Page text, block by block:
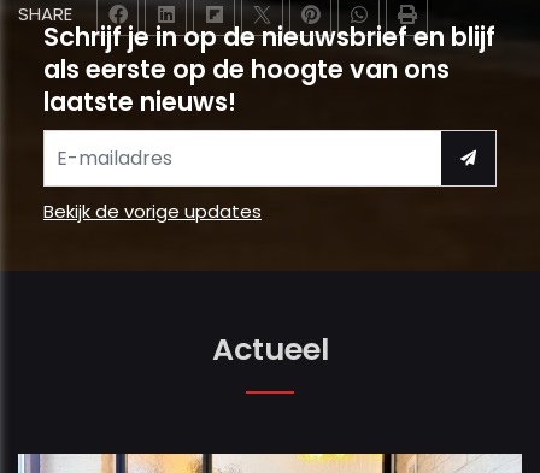
SHARE
Schrijf je in op de nieuwsbrief en blijf
als eerste op de hoogte van ons
laatste nieuws!
Bekijk de vorige updates
Actueel